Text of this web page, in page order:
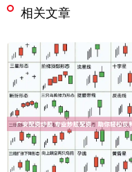
相关文章